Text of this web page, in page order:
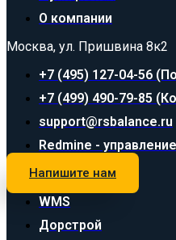
О компании
Москва, ул. Пришвина 8к2
+7 (495) 127-04-56
+7 (499) 490-79-85
support@rsbalance.ru
Redmine -
Напишите нам
WMS
Дорстрой